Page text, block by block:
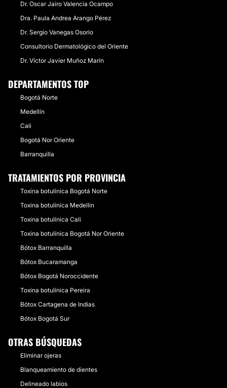
Dr. Oscar Jairo Valencia Ocampo
Dra. Paula Andrea Arango Pérez
Dr. Sergio Vanegas Osorio
Consultorio Dermatológico del Oriente
Dr. Víctor Javier Muñoz Marín
DEPARTAMENTOS TOP
Bogotá Norte
Medellín
Cali
Bogotá Nor Oriente
Barranquilla
TRATAMIENTOS POR PROVINCIA
Toxina botulínica Bogotá Norte
Toxina botulínica Medellín
Toxina botulínica Cali
Toxina botulínica Bogotá Nor Oriente
Bótox Barranquilla
Bótox Bucaramanga
Bótox Bogotá Noroccidente
Toxina botulínica Pereira
Bótox Cartagena de Indias
Bótox Bogotá Sur
OTRAS BÚSQUEDAS
Eliminar ojeras
Blanqueamiento de dientes
Delineado labios